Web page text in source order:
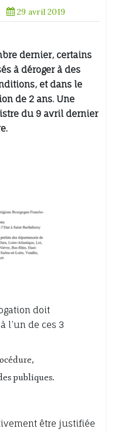
29 avril 2019
dernier, certains
à déroger à des
et dans le
de 2 ans. Une
du 9 avril dernier
doit
l’un de ces 3
publiques.
être justifiée